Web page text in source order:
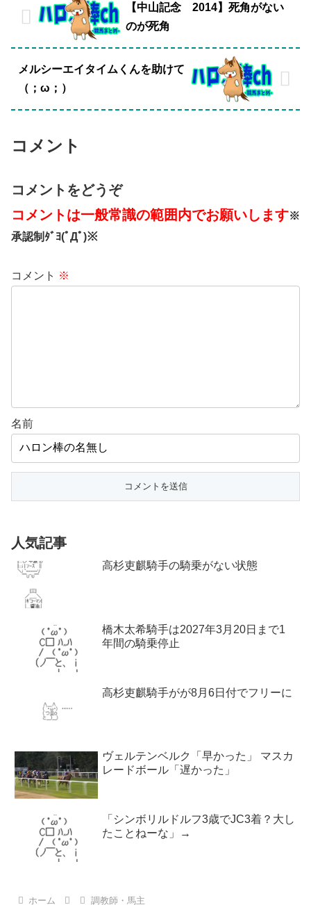
【中山記念 2014】死角がない
のが死角
メルシーエイタイムくんを助けて
（；ω；）
コメント
コメントをどうぞ
コメントは一般常識の範囲内でお願いします※
承認制ﾀﾞﾖ(ﾟДﾟ)※
コメント ※
名前
人気記事
高杉吏麒騎手の騎乗がない状態
橋木太希騎手は2027年3月20日まで1
年間の騎乗停止
高杉吏麒騎手がが8月6日付でフリーに
ヴェルテンベルク「早かった」 マスカ
レードボール「遅かった」
「シンボリルドルフ3歳でJC3着？大し
たことねーな」→
ホーム 調教師・馬主